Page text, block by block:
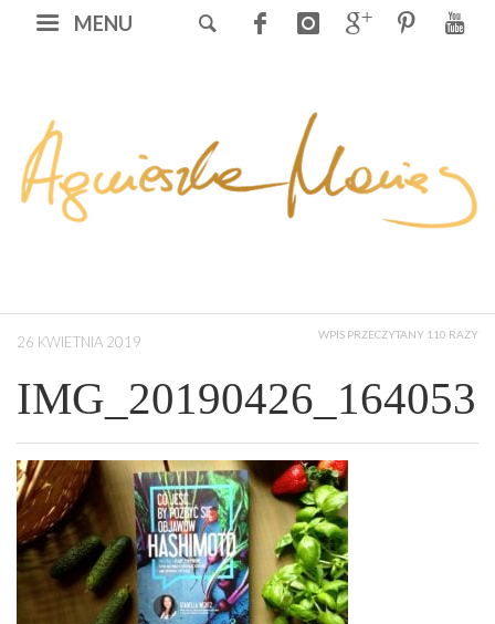
MENU
26 KWIETNIA 2019 WPIS PRZECZYTANY 110 RAZY
IMG_20190426_164053